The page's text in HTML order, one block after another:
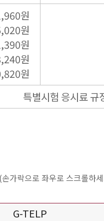
원
원
원
원
원
특별시험 응시료 규
(손가락으로 좌우로 스크롤하
G-TELP